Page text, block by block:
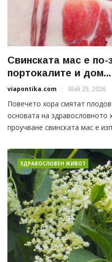
Свинската мас е
портокалите и дом...
viapontika.com Май 25, 2026
Повечето хора смятат
основата на здравословното
проучване свинската мас е
ЗДРАВОСЛОВЕН ЖИВОТ